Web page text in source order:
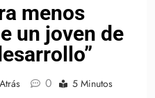
menos
un joven de
0 5 Minutos